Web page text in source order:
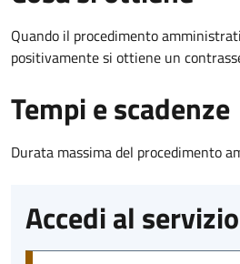
Quando il procedimento
positivamente si ottiene un
Tempi e scadenze
Durata massima del procedimento
Accedi al servizio